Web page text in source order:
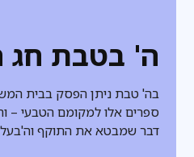
ה' בטבת חג
בה' טבת ניתן הפסק בבית
ספרים אלו למקומם הטבעי –
דבר שמבטא את התוקף וה'בעל-